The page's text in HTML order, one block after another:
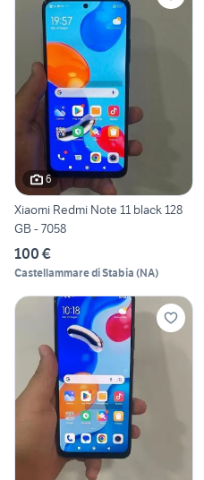
6
Xiaomi Redmi Note 11 black 128
GB - 7058
100 €
Castellammare di Stabia (NA)